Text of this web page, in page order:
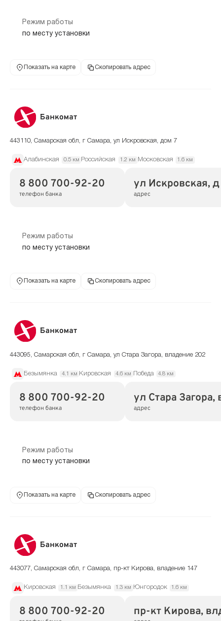
Режим работы
по месту установки
Показать на карте Скопировать адрес
Банкомат
443110, Самарская обл, г Самара, ул Искровская, дом 7
Алабинская 0.5 км Российская 1.2 км Московская 1.6 км
8 800 700-92-20
телефон банка
ул Искровская,
адрес
Режим работы
по месту установки
Показать на карте Скопировать адрес
Банкомат
443095, Самарская обл, г Самара, ул Стара Загора, владение 202
Безымянка 4.1 км Кировская 4.6 км Победа 4.8 км
8 800 700-92-20
телефон банка
ул Стара
адрес
Режим работы
по месту установки
Показать на карте Скопировать адрес
Банкомат
443077, Самарская обл, г Самара, пр-кт Кирова, владение 147
Кировская 1.1 км Безымянка 1.3 км Юнгородок 1.6 км
8 800 700-92-20 пр-кт Кирова,